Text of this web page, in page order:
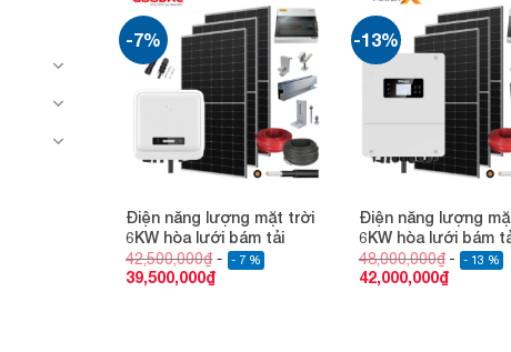
-7%
Add to
wishlist
Điện năng lượng mặt trời
6KW hòa lưới bám tải
42,500,000₫ - 7 %
39,500,000₫
-13%
Điện năng lượng
6KW hòa lưới bám
48,000,000₫ - 13 %
42,000,000₫